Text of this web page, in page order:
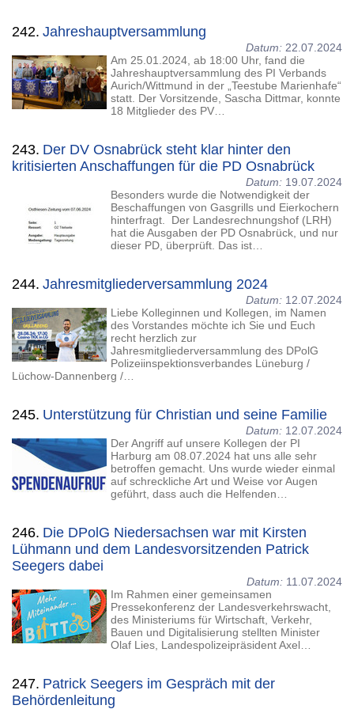
242. Jahreshauptversammlung
Datum: 22.07.2024
Am 25.01.2024, ab 18:00 Uhr, fand die
Jahreshauptversammlung des PI Verbands
Aurich/Wittmund in der „Teestube Marienhafe“
statt. Der Vorsitzende, Sascha Dittmar, konnte
18 Mitglieder des PV…
243. Der DV Osnabrück steht klar hinter den
kritisierten Anschaffungen für die PD Osnabrück
Datum: 19.07.2024
Besonders wurde die Notwendigkeit der
Beschaffungen von Gasgrills und Eierkochern
hinterfragt. Der Landesrechnungshof (LRH)
hat die Ausgaben der PD Osnabrück, und nur
dieser PD, überprüft. Das ist…
244. Jahresmitgliederversammlung 2024
Datum: 12.07.2024
Liebe Kolleginnen und Kollegen, im Namen
des Vorstandes möchte ich Sie und Euch
recht herzlich zur
Jahresmitgliederversammlung des DPolG
Polizeiinspektionsverbandes Lüneburg /
Lüchow-Dannenberg /…
245. Unterstützung für Christian und seine Familie
Datum: 12.07.2024
Der Angriff auf unsere Kollegen der PI
Harburg am 08.07.2024 hat uns alle sehr
betroffen gemacht. Uns wurde wieder einmal
auf schreckliche Art und Weise vor Augen
geführt, dass auch die Helfenden…
246. Die DPolG Niedersachsen war mit Kirsten
Lühmann und dem Landesvorsitzenden Patrick
Seegers dabei
Datum: 11.07.2024
Im Rahmen einer gemeinsamen
Pressekonferenz der Landesverkehrswacht,
des Ministeriums für Wirtschaft, Verkehr,
Bauen und Digitalisierung stellten Minister
Olaf Lies, Landespolizeipräsident Axel…
247. Patrick Seegers im Gespräch mit der
Behördenleitung